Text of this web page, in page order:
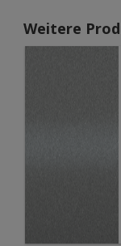
Weitere